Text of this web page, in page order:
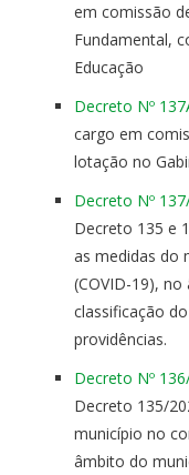
em comissão
Fundamental,
Educação
Decreto Nº
cargo em
lotação no
Decreto Nº
Decreto 135 e
as medidas do
(COVID-19),
classificação
providências.
Decreto Nº
Decreto 135/
município no
âmbito do